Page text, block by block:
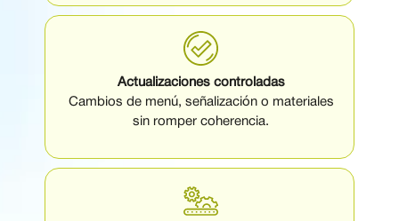
Actualizaciones controladas
Cambios de menú, señalización o materiales
sin romper coherencia.